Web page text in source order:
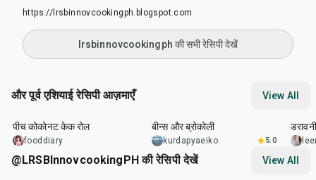
https://lrsbinnovcookingph.blogspot.com
lrsbinnovcookingph की सभी रेसिपी देखें
और पूर्व एशियाई रेसिपी आज़माएँ View All
1 hr15 min
पीच कोकोनट केक रोल
fooddiary
बीन्स और ब्रोकोली
kurdapyaeiko 5.0
@LRSBInnovcookingPH की रेसिपी देखें View All
min